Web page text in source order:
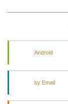
Android
by Email